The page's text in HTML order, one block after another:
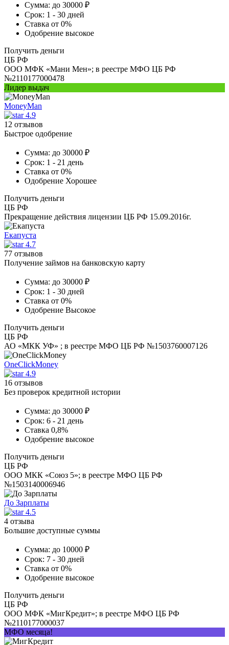
Сумма: до 30000 ₽
Срок: 1 - 30 дней
Ставка от 0%
Одобрение высокое
Получить деньги
ЦБ РФ
ООО МФК «Мани Мен»; в реестре МФО ЦБ РФ
№2110177000478
Лидер выдач
MoneyMan
4.9
12 отзывов
Быстрое одобрение
Сумма: до 30000 ₽
Срок: 1 - 21 день
Ставка от 0%
Одобрение Хорошее
Получить деньги
ЦБ РФ
Прекращение действия лицензии ЦБ РФ 15.09.2016г.
Екапуста
4.7
77 отзывов
Получение займов на банковскую карту
Сумма: до 30000 ₽
Срок: 1 - 30 дней
Ставка от 0%
Одобрение Высокое
Получить деньги
ЦБ РФ
АО «МКК УФ» ; в реестре МФО ЦБ РФ №1503760007126
OneClickMoney
4.9
16 отзывов
Без проверок кредитной истории
Сумма: до 30000 ₽
Срок: 6 - 21 день
Ставка 0,8%
Одобрение высокое
Получить деньги
ЦБ РФ
ООО МКК «Союз 5»; в реестре МФО ЦБ РФ
№1503140006946
До Зарплаты
4.5
4 отзыва
Большие доступные суммы
Сумма: до 10000 ₽
Срок: 7 - 30 дней
Ставка от 0%
Одобрение высокое
Получить деньги
ЦБ РФ
ООО МФК «МигКредит»; в реестре МФО ЦБ РФ
№2110177000037
МФО месяца!